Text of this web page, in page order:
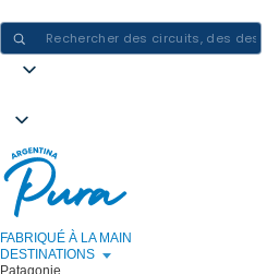
FABRIQUÉ À LA MAIN
DESTINATIONS
Patagonie